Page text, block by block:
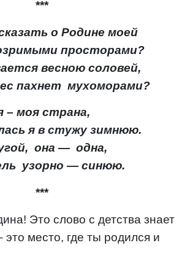
***
о Родине моей
просторами?
весною соловей,
пахнет мухоморами?
– моя страна,
я в стужу зимнюю.
она — одна,
узорно — синюю.
***
Это слово с детства знает
место, где ты родился и